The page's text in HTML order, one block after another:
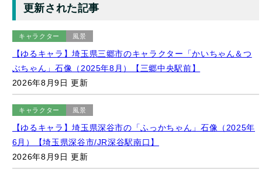
【ゆるキャラ】埼玉県三郷市のキャラクター「かいちゃん＆つ
2026年8月9日 更新
キャラクター 風景
【ゆるキャラ】埼玉県深谷市の「ふっかちゃん」石像（2025年
2026年8月9日 更新
キャラクター 風景
【ムーミンにあえるまち】飯能駅構内の「ムーミン」オブジェ